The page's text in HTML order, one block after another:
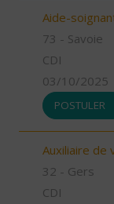
Aide-
73 - Savoie
CDI
03/10/2025
POSTULER
Auxiliaire de
32 - Gers
CDI